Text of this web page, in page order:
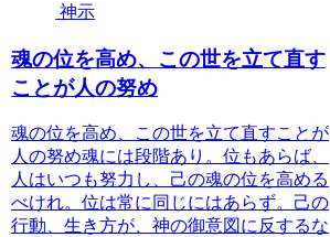
神示
魂の位を高め、この世を立て直す
ことが人の努め
魂の位を高め、この世を立て直すことが
人の努め魂には段階あり。位もあらば、
人はいつも努力し、己の魂の位を高める
べけれ。位は常に同じにはあらず。己の
行動、生き方が、神の御意図に反するな